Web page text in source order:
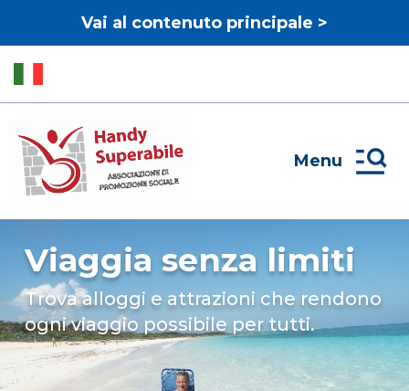
Vai al contenuto principale >
Menu
Viaggia senza limiti
Trova alloggi e attrazioni che rendono
ogni viaggio possibile per tutti.